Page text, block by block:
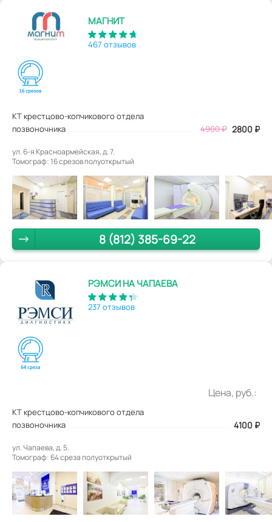
МАГНИТ
467 отзывов
КТ крестцово-копчикового отдела
позвоночника
4900₽ 2800 ₽
ул. 6-я Красноармейская, д. 7.
Томограф: 16 срезов полуоткрытый
8 (812) 385-69-22
РЭМСИ НА ЧАПАЕВА
237 отзывов
Цена, руб.:
КТ крестцово-копчикового отдела
позвоночника
4100 ₽
ул. Чапаева, д. 5.
Томограф: 64 среза полуоткрытый